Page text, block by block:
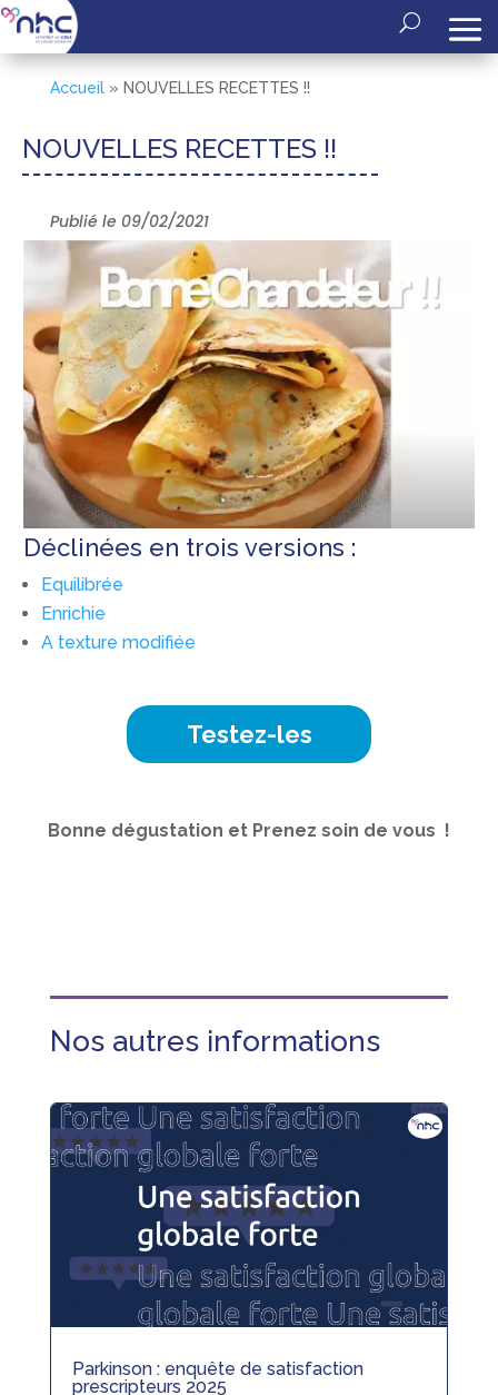
Accueil» NOUVELLES RECETTES !!
NOUVELLES RECETTES !!
Publié le 09/02/2021
Déclinées en trois versions :
Equilibrée
Enrichie
A texture modifiée
Testez-les
Bonne dégustation et Prenez soin de vous !
Nos autres informations
Parkinson : enquête de satisfaction
prescripteurs 2025